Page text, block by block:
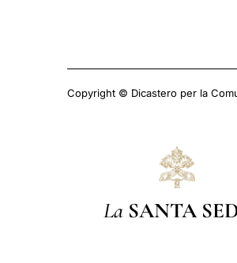
Copyright © Dicastero per la
La SANTA